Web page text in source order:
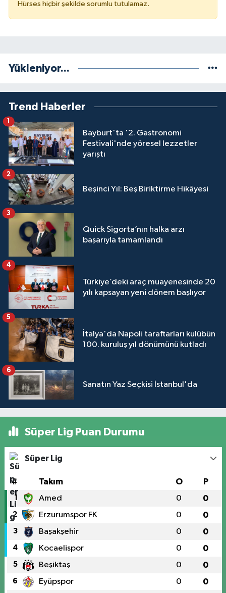
Hürses hiçbir şekilde sorumlu tutulamaz.
Yükleniyor...
Trend Haberler
Bayburt'ta '2. Gastronomi
Festivali'nde yöresel lezzetler
yarıştı
1
Beşinci Yıl: Beş Biriktirme Hikâyesi
2
Quick Sigorta’nın halka arzı
başarıyla tamamlandı
3
Türkiye’deki araç muayenesinde 20
yılı kapsayan yeni dönem başlıyor
4
İtalya'da Napoli taraftarları kulübün
100. kuruluş yıl dönümünü kutladı
5
Sanatın Yaz Seçkisi İstanbul'da
6
Süper Lig Puan Durumu
Süper Lig
# Takım O P
1 Amed 0 0
2 Erzurumspor FK 0 0
3 Başakşehir 0 0
4 Kocaelispor 0 0
5 Beşiktaş 0 0
6 Eyüpspor 0 0